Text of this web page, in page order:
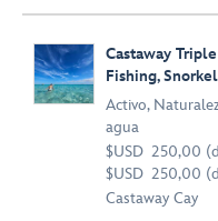
Castaway
Fishing,
Activo,
agua
$USD 250,00
$USD 250,00
Castaway Cay